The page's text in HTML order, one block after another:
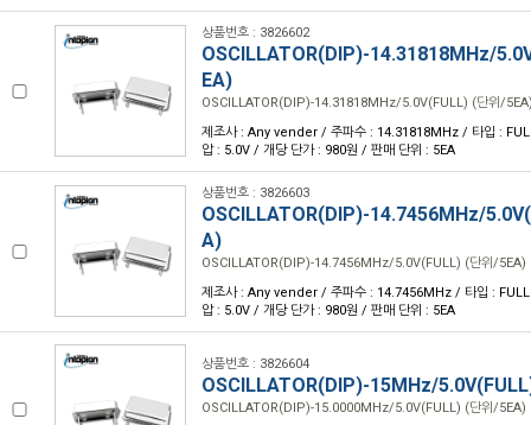
상품번호 : 3826602
OSCILLATOR(DIP)-14.31818MHz/
EA)
OSCILLATOR(DIP)-14.31818MHz/5.0V(FULL) (단위/
제조사 : Any vender / 주파수 : 14.31818MHz / 타입 :
압 : 5.0V / 개당 단가 : 980원 / 판매 단위 : 5EA
상품번호 : 3826603
OSCILLATOR(DIP)-14.7456MHz/
A)
OSCILLATOR(DIP)-14.7456MHz/5.0V(FULL) (단위/5EA)
제조사 : Any vender / 주파수 : 14.7456MHz / 타입 :
압 : 5.0V / 개당 단가 : 980원 / 판매 단위 : 5EA
상품번호 : 3826604
OSCILLATOR(DIP)-15MHz/
OSCILLATOR(DIP)-15.0000MHz/5.0V(FULL) (단위/5EA)